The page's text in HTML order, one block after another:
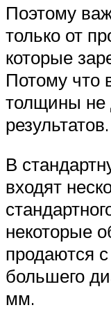
Поэтому
только от
которые
Потому что
толщины не
результатов.
В
входят
некоторые
продаются
большего
мм.